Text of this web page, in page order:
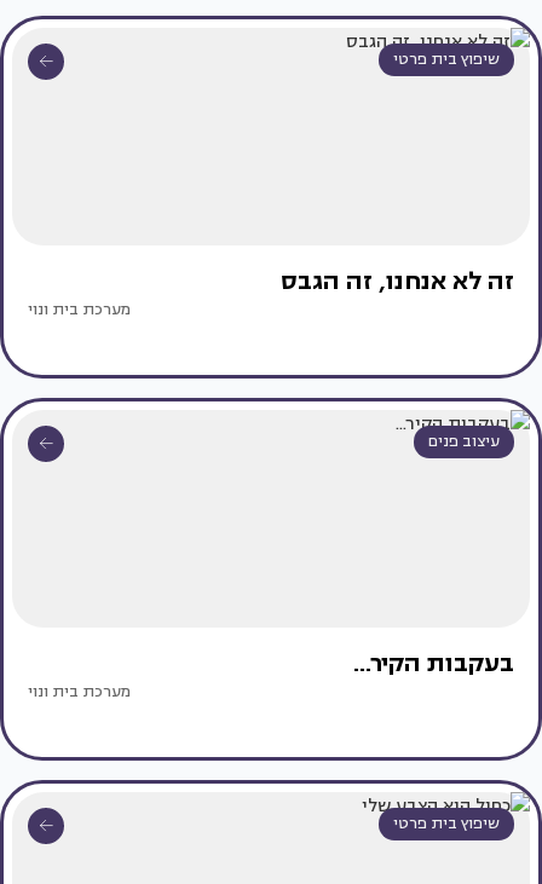
שיפוץ בית פרטי
זה לא אנחנו, זה הגבס
מערכת בית ונוי
עיצוב פנים
בעקבות הקיר...
מערכת בית ונוי
שיפוץ בית פרטי